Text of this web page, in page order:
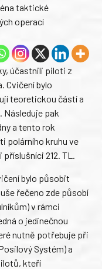
taktické
operací
účastnili piloti z
Cvičení bylo
teoretickou částí a
Následuje pak
a tento rok
polárního kruhu ve
212. TL.
bylo působit
řečeno zde působí
v rámci
o jedinečnou
nutně potřebuje při
Systém) a
kteří